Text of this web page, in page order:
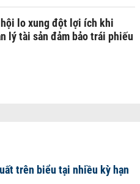
lo xung đột lợi ích khi
lý tài sản đảm bảo trái phiếu
trên biểu tại nhiều kỳ hạn